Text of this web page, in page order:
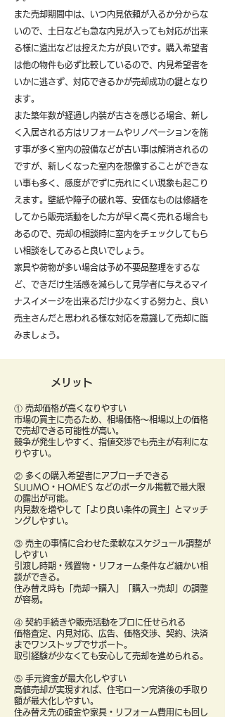
また売却期間中は、いつ内見依頼が入るか分からな
いので、土日なども急な内見が入っても対応が出来
る様に遠出などは控えた方が良いです。購入希望者
は他の物件も必ず比較しているので、内見希望者を
いかに逃さず、対応できるかが売却成功の鍵となり
ます。
また築年数が経過し内装が古さを感じる場合、新し
く入居される方はリフォームやリノベーションを施
す事が多く室内の設備などが古い事は解消されるの
ですが、新しくなった室内を想像することができな
い事も多く、感度がでずに売れにくい現象も起こり
えます。壁紙や障子の破れ等、安価なものは修繕を
してから販売活動をした方が早く高く売れる場合も
あるので、売却の相談時に室内をチェックしてもら
い相談をしてみると良いでしょう。
​家具や荷物が多い場合は予め不要品整理をするな
ど、できだけ生活感を減らして見学者に与えるマイ
ナスイメージを出来るだけ少なくする努力と、良い
売主さんだと思われる様な対応を意識して売却に臨
みましょう。
メリット
① 売却価格が高くなりやすい
市場の買主に売るため、相場価格〜相場以上の価格
で売却できる可能性が高い。
競争が発生しやすく、指値交渉でも売主が有利にな
りやすい。
② 多くの購入希望者にアプローチできる
SUUMO・HOME’S などのポータル掲載で最大限
の露出が可能。
内見数を増やして「より良い条件の買主」とマッチ
ングしやすい。
③ 売主の事情に合わせた柔軟なスケジュール調整が
しやすい
引渡し時期・残置物・リフォーム条件など細かい相
談ができる。
住み替え時も「売却→購入」「購入→売却」の調整
が容易。
④ 契約手続きや販売活動をプロに任せられる
価格査定、内見対応、広告、価格交渉、契約、決済
までワンストップでサポート。
取引経験が少なくても安心して売却を進められる。
⑤ 手元資金が最大化しやすい
高値売却が実現すれば、住宅ローン完済後の手取り
額が最大化しやすい。
住み替え先の頭金や家具・リフォーム費用にも回し